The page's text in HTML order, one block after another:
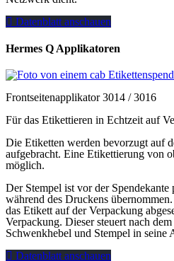
Datenblatt anschauen
Hermes Q Applikatoren
Frontseitenapplikator 3014 / 3016
Für das Etikettieren in Echtzeit auf
Die Etiketten werden bevorzugt auf
aufgebracht. Eine Etikettierung von
möglich.
Der Stempel ist vor der
während des Druckens
das Etikett auf der Verpackung
Verpackung. Dieser steuert nach
Schwenkhebel und Stempel in seine
Datenblatt anschauen